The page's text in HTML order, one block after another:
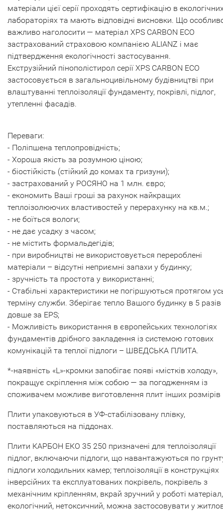
матеріали цієї серії проходять сертифікацію в
лабораторіях та мають відповідні висновки. Що
важливо наголосити — матеріал XPS CARBON ECO
застрахований страховою компанією ALIANZ і має
підтвердження екологічності застосування.
Екструзійний пінополістирол серії XPS CARBON ECO
застосовується в загальноцивільному будівництві при
влаштуванні теплоізоляції фундаменту, покрівлі, підлог,
утепленні фасадів.
Переваги:
​​- Поліпшена теплопровідність;
- Хороша якість за розумною ціною;
- біостійкість (стійкий до комах та гризуни);
- застрахований у РОСЯНО на 1 млн. євро;
- економить Ваші гроші за рахунок найкращих
теплоізолюючих властивостей у перерахунку на кв.м.;
- не боїться вологи;
- не дає усадку з часом;
- не містить формальдегідів;
- при виробництві не використовується перероблені
матеріали – відсутні неприємні запахи у будинку;
- зручність та простота у використанні;
- Стабільні характеристики не погіршуються протягом
терміну служби. Зберігає тепло Вашого будинку в 5 разів
довше за EPS;
- Можливість використання в європейських технологіях
фундаментів дрібного закладення із системою готових
комунікацій та теплої підлоги – ШВЕДСЬКА ПЛИТА.
*-наявність «L»-кромки запобігає появі «містків холоду»,
покращує скріплення між собою — за погодженням із
споживачем можливе виготовлення плит інших розмірів
Плити упаковуються в УФ-стабілізовану плівку,
поставляються на піддонах.
Плити КАРБОН ЕКО 35 250 призначені для теплоізоляції
підлог, включаючи підлоги, що навантажуються по
підлоги холодильних камер; теплоізоляції в конструкціях
інверсійних та експлуатованих покрівель, покрівель з
механічним кріпленням, вкрай зручний у роботі матеріал,
екологічний, нетоксичний, можна застосовувати у